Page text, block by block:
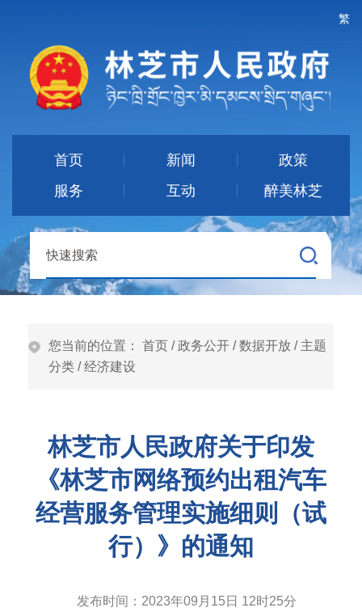
繁
首页 新闻
政策
服务
互动 醉美林芝
您当前的位置： 首页 /政务公开 /数据开放 / 主题
分类 /经济建设
林芝市人民政府关于印发
《林芝市网络预约出租汽车
经营服务管理实施细则（试
行）》的通知
发布时间： 2023年09月15日 12时25分